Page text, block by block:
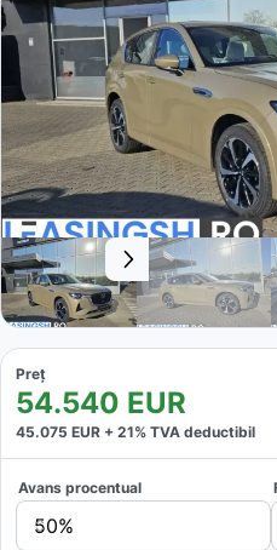
Preț
54.540 EUR
45.075 EUR + 21% TVA deductibil
Avans procentual
50%